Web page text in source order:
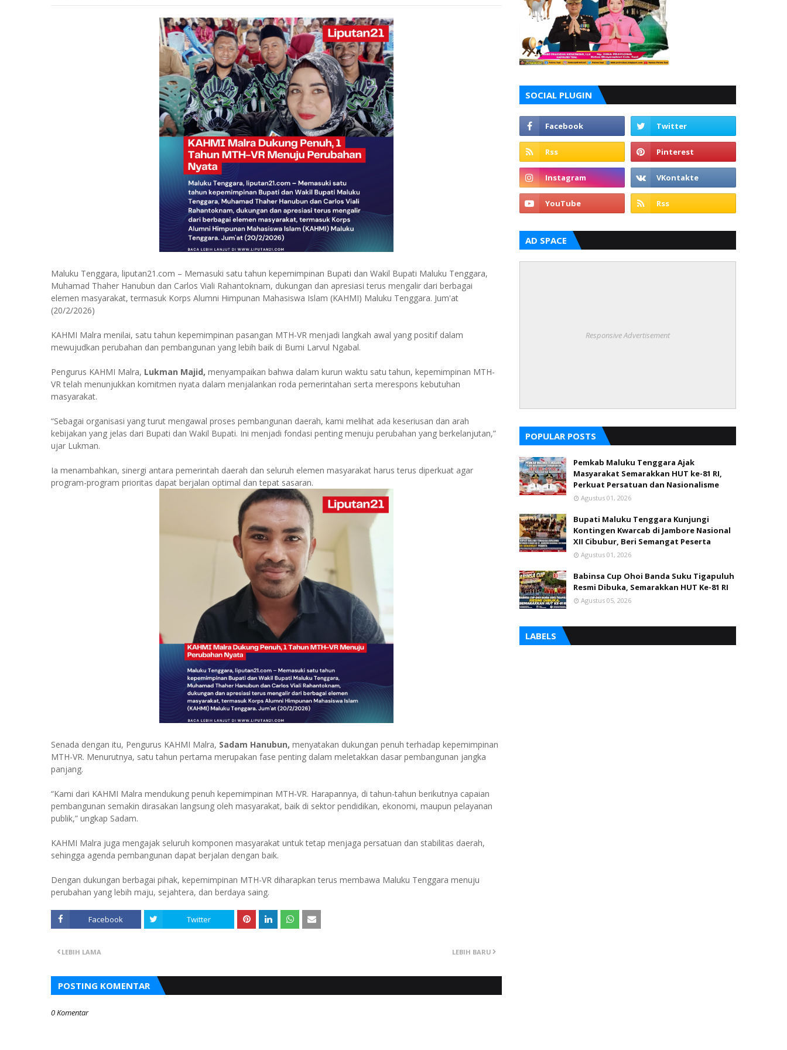
Maluku Tenggara, liputan21.com – Memasuki satu tahun kepemimpinan Bupati dan Wakil Bupati Maluku Tenggara,
Muhamad Thaher Hanubun dan Carlos Viali Rahantoknam, dukungan dan apresiasi terus mengalir dari berbagai
elemen masyarakat, termasuk Korps Alumni Himpunan Mahasiswa Islam (KAHMI) Maluku Tenggara. Jum'at
(20/2/2026)
KAHMI Malra menilai, satu tahun kepemimpinan pasangan MTH-VR menjadi langkah awal yang positif dalam
mewujudkan perubahan dan pembangunan yang lebih baik di Bumi Larvul Ngabal.
Pengurus KAHMI Malra, Lukman Majid, menyampaikan bahwa dalam kurun waktu satu tahun, kepemimpinan MTH-
VR telah menunjukkan komitmen nyata dalam menjalankan roda pemerintahan serta merespons kebutuhan
masyarakat.
“Sebagai organisasi yang turut mengawal proses pembangunan daerah, kami melihat ada keseriusan dan arah
kebijakan yang jelas dari Bupati dan Wakil Bupati. Ini menjadi fondasi penting menuju perubahan yang berkelanjutan,”
ujar Lukman.
Ia menambahkan, sinergi antara pemerintah daerah dan seluruh elemen masyarakat harus terus diperkuat agar
program-program prioritas dapat berjalan optimal dan tepat sasaran.
Senada dengan itu, Pengurus KAHMI Malra, Sadam Hanubun, menyatakan dukungan penuh terhadap kepemimpinan
MTH-VR. Menurutnya, satu tahun pertama merupakan fase penting dalam meletakkan dasar pembangunan jangka
panjang.
“Kami dari KAHMI Malra mendukung penuh kepemimpinan MTH-VR. Harapannya, di tahun-tahun berikutnya capaian
pembangunan semakin dirasakan langsung oleh masyarakat, baik di sektor pendidikan, ekonomi, maupun pelayanan
publik,” ungkap Sadam.
KAHMI Malra juga mengajak seluruh komponen masyarakat untuk tetap menjaga persatuan dan stabilitas daerah,
sehingga agenda pembangunan dapat berjalan dengan baik.
Dengan dukungan berbagai pihak, kepemimpinan MTH-VR diharapkan terus membawa Maluku Tenggara menuju
perubahan yang lebih maju, sejahtera, dan berdaya saing.
Facebook Twitter
LEBIH BARU
LEBIH LAMA
POSTING KOMENTAR
0 Komentar
SOCIAL PLUGIN
AD SPACE
Responsive Advertisement
POPULAR POSTS
Pemkab Maluku Tenggara Ajak
Masyarakat Semarakkan HUT ke-81 RI,
Perkuat Persatuan dan Nasionalisme
Agustus 01, 2026
Bupati Maluku Tenggara Kunjungi
Kontingen Kwarcab di Jambore Nasional
XII Cibubur, Beri Semangat Peserta
Agustus 01, 2026
Babinsa Cup Ohoi Banda Suku Tigapuluh
Resmi Dibuka, Semarakkan HUT Ke-81 RI
Agustus 05, 2026
LABELS